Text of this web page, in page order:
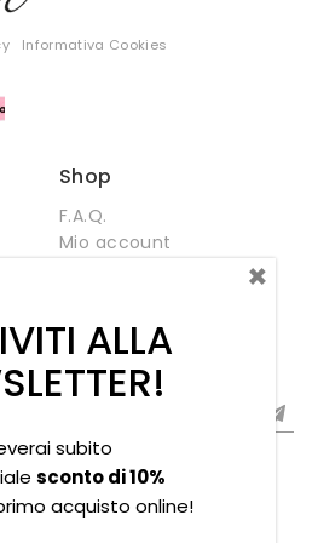
Informativa Cookies
Shop
F.A.Q.
Mio account
ALLA
subito
sconto di 10%
acquisto online!
×